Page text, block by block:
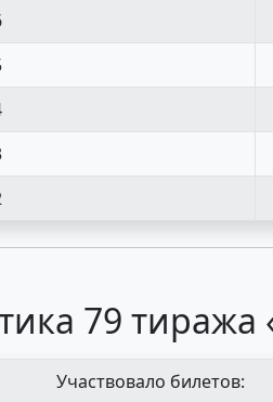
79
Участвовало билетов: